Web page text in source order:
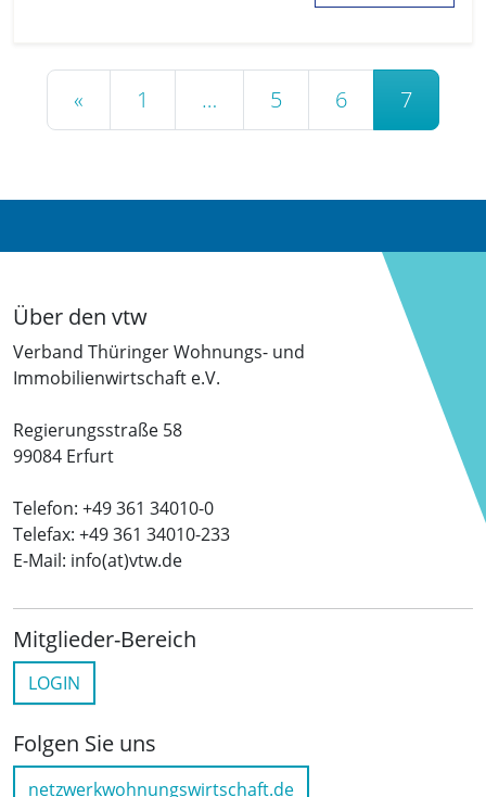
Beitrags-Navigation
« 1 … 5 6 7
Über den vtw
Verband Thüringer Wohnungs- und
Immobilienwirtschaft e.V.
Regierungsstraße 58
99084 Erfurt
Telefon: +49 361 34010-0
Telefax: +49 361 34010-233
E-Mail: info(at)vtw.de
Mitglieder-Bereich
LOGIN
Folgen Sie uns
netzwerkwohnungswirtschaft.de